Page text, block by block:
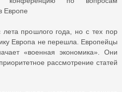
Европе
лета прошлого года, но с тех пор
Европа не перешла. Европейцы
«военная экономика». Они
рассмотрение статей